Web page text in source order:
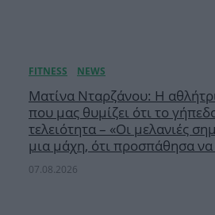
Ματίνα Νταρζάνου: Η
που μας θυμίζει ότι το
τελειότητα – «Οι μελανιές
μια μάχη, ότι προσπάθησα
07.08.2026